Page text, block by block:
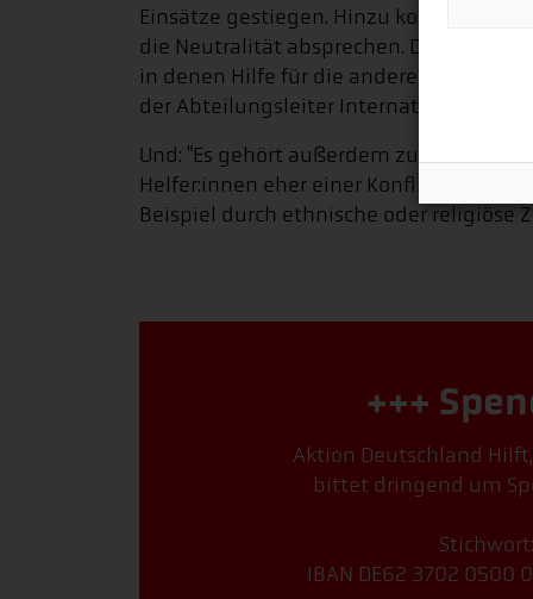
Einsätze gestiegen. Hinzu kommt,
die Neutralität absprechen. Denn es
in denen Hilfe für die andere Seite
der Abteilungsleiter Internationale
Und: "Es gehört außerdem zur
Helfer:innen eher einer Konfliktpartei
Beispiel durch ethnische oder religiöse
+++
Aktion Deutschland
bittet dringend um
IBAN DE62 3702 0500